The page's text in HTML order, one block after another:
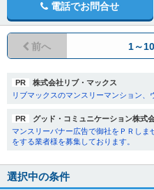
電話でお問合せ
前へ 1～
PR
株式会社リブ・マックス
リブマックスのマンスリーマンション、
PR
グッド・コミュニケーション株式
マンスリーバナー広告で御社をＰＲし
をする業者様を募集しております。
選択中の条件